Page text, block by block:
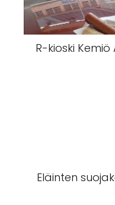
R-kioski
Eläinten